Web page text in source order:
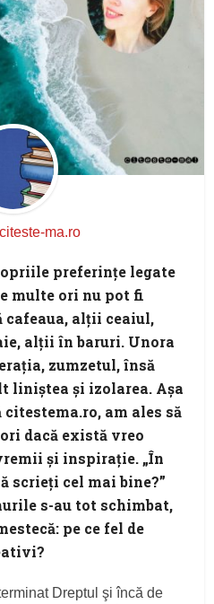
citeste-ma.ro
preferinţe legate
multe ori nu pot fi
alţii ceaiul,
alţii în baruri. Unora
zumzetul, însă
liniştea şi izolarea. Aşa
citestema.ro, am ales să
dacă există vreo
şi inspiraţie. „În
scrieţi cel mai bine?”
s-au tot schimbat,
pe ce fel de
Dreptul şi încă de